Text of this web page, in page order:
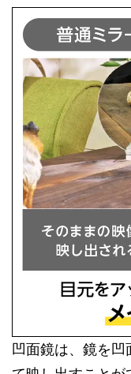
凹面鏡は、鏡を凹